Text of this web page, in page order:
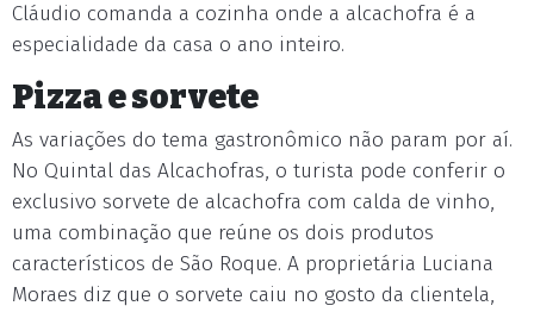
Cláudio comanda a cozinha onde a alcachofra é a
especialidade da casa o ano inteiro.
Pizza e sorvete
As variações do tema gastronômico não param por aí.
No Quintal das Alcachofras, o turista pode conferir o
exclusivo sorvete de alcachofra com calda de vinho,
uma combinação que reúne os dois produtos
característicos de São Roque. A proprietária Luciana
Moraes diz que o sorvete caiu no gosto da clientela,